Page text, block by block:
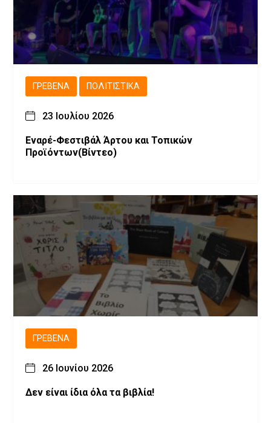
ΓΡΕΒΕΝΆ ΠΟΛΙΤΙΣΤΙΚΆ
23 Ιουλίου 2026
Εναρέ-Φεστιβάλ Άρτου και Τοπικών
Προϊόντων(Βίντεο)
ΓΡΕΒΕΝΆ
26 Ιουνίου 2026
Δεν είναι ίδια όλα τα βιβλία!